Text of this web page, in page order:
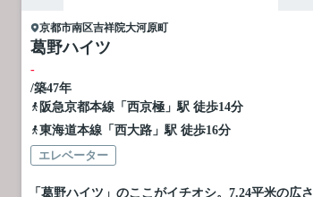
京都市南区吉祥院大河原町
葛野ハイツ
-
/築47年
阪急京都本線「 西京極」駅 徒歩14分
東海道本線「 西大路」駅 徒歩16分
エレベーター
「葛野ハイツ」のここがイチオシ。7.24平米の広さ